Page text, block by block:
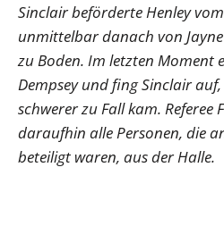
Sinclair beförderte Henley
unmittelbar danach von
zu Boden. Im letzten Moment
Dempsey und fing Sinclair
schwerer zu Fall kam. Referee
daraufhin alle Personen, die
beteiligt waren, aus der Halle.